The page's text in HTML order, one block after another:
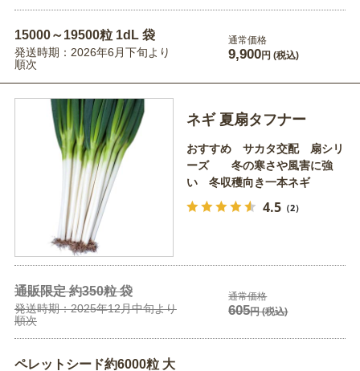
15000～19500粒 1dL 袋
発送時期：2026年6月下旬より
順次
通常価格
9,900円 (税込)
ネギ 夏扇タフナー
おすすめ サカタ交配 扇シリ
ーズ 冬の寒さや風害に強
い 冬収穫向き一本ネギ
4.5（2）
通販限定 約350粒 袋
発送時期：2025年12月中旬より
順次
通常価格
605円(税込)
ペレットシード約6000粒 大